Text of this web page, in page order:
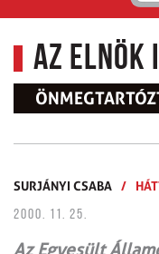
Az elnök
SURJÁNYI CSABA /
2000. 11. 25.
Az Egyesült